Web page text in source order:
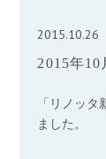
2015.10.26
2015年10
「リノッ
ました。